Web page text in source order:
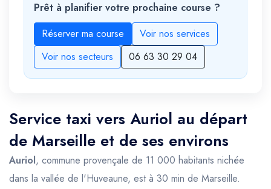
Prêt à planifier votre prochaine course ?
Réserver ma course
Voir nos services
Voir nos secteurs
06 63 30 29 04
Service taxi vers Auriol au départ
de Marseille et de ses environs
Auriol, commune provençale de 11 000 habitants nichée
dans la vallée de l'Huveaune, est à 30 min de Marseille.